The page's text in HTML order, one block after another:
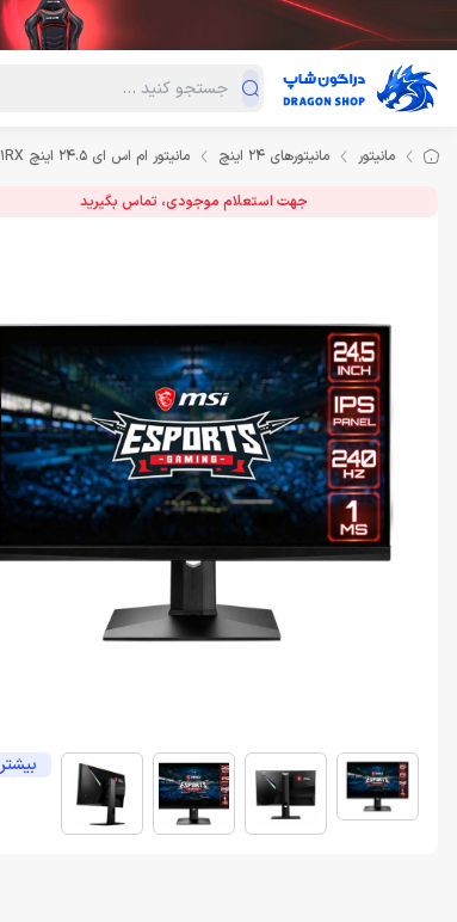
دسته‌بندی محصولات فروش ویژه
مانیتور مانیتورهای 24 اینچ مانیتور ام اس ای 24.5 اینچ Monitor MSI MAG251RX
جهت استعلام موجودی، تماس بگیرید
بیشتر